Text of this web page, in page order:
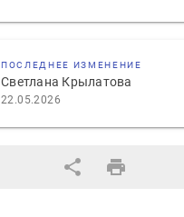
ПОСЛЕДНЕЕ ИЗМЕНЕНИЕ
Светлана Крылатова
22.05.2026